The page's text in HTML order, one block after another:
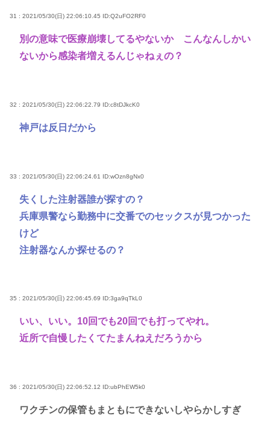
31 : 2021/05/30(日) 22:06:10.45 ID:Q2uFO2RF0
別の意味で医療崩壊してるやないか こんなんしかい
ないから感染者増えるんじゃねぇの？
32 : 2021/05/30(日) 22:06:22.79 ID:c8tDJkcK0
神戸は反日だから
33 : 2021/05/30(日) 22:06:24.61 ID:wOzn8gNx0
失くした注射器誰が探すの？
兵庫県警なら勤務中に交番でのセックスが見つかった
けど
注射器なんか探せるの？
35 : 2021/05/30(日) 22:06:45.69 ID:3ga9qTkL0
いい、いい。10回でも20回でも打ってやれ。
近所で自慢したくてたまんねえだろうから
36 : 2021/05/30(日) 22:06:52.12 ID:ubPhEW5k0
ワクチンの保管もまともにできないしやらかしすぎ